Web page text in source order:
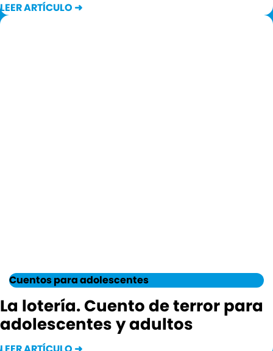
LEER ARTÍCULO ➜
Cuentos para adolescentes
La lotería. Cuento de terror para
adolescentes y adultos